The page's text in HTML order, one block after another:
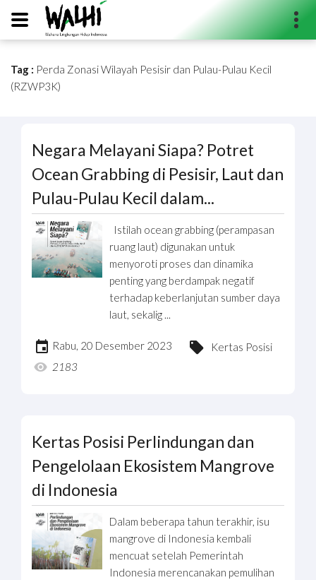
Search...
Tag : Perda Zonasi Wilayah Pesisir dan Pulau-Pulau Kecil
(RZWP3K)
Negara Melayani Siapa? Potret
Ocean Grabbing di Pesisir, Laut dan
Pulau-Pulau Kecil dalam...
Istilah ocean grabbing (perampasan
ruang laut) digunakan untuk
menyoroti proses dan dinamika
penting yang berdampak negatif
terhadap keberlanjutan sumber daya
laut, sekalig ...
Rabu, 20 Desember 2023
Kertas Posisi
2183
Kertas Posisi Perlindungan dan
Pengelolaan Ekosistem Mangrove
di Indonesia
Dalam beberapa tahun terakhir, isu
mangrove di Indonesia kembali
mencuat setelah Pemerintah
Indonesia merencanakan pemulihan